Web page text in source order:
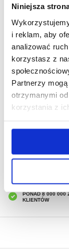
Niniejsza
i reklam, aby
analizować
korzystasz z
Partnerzy
otrzymanymi
korzystania z ich
Jednostka: g, oz, ct,
Rozmiar wagi: 12,5 x
Platforma ważąca: 10
EAN: 5714122380142
Powiązane kategorie:
SZYBKA DOSTAWA
OBSŁUGA
PONAD 8 000 000
KLIENTÓW